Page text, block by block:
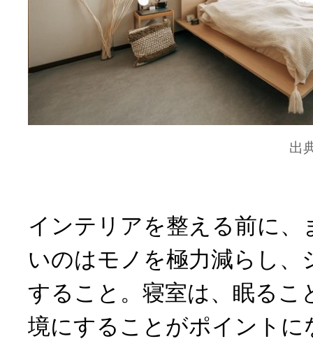
出
インテリアを整える前に、
いのはモノを極力減らし、
すること。寝室は、眠るこ
境にすることがポイントに